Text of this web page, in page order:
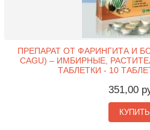
ПРЕПАРАТ ОТ ФАРИНГИТА И
CAGU) – ИМБИРНЫЕ,
ТАБЛЕТКИ - 10
351,00
КУПИТЬ